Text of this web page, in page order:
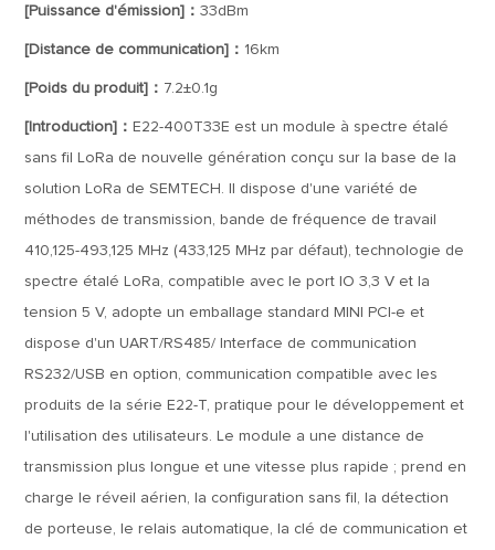
[Puissance d'émission]：33dBm
[Distance de communication]： 16km
[Poids du produit]： 7.2±0.1g
[Introduction]： E22-400T33E est un module à spectre étalé
sans fil LoRa de nouvelle génération conçu sur la base de la
solution LoRa de SEMTECH. Il dispose d'une variété de
méthodes de transmission, bande de fréquence de travail
410,125-493,125 MHz (433,125 MHz par défaut), technologie de
spectre étalé LoRa, compatible avec le port IO 3,3 V et la
tension 5 V, adopte un emballage standard MINI PCI-e et
dispose d'un UART/RS485/ Interface de communication
RS232/USB en option, communication compatible avec les
produits de la série E22-T, pratique pour le développement et
l'utilisation des utilisateurs. Le module a une distance de
transmission plus longue et une vitesse plus rapide ; prend en
charge le réveil aérien, la configuration sans fil, la détection
de porteuse, le relais automatique, la clé de communication et